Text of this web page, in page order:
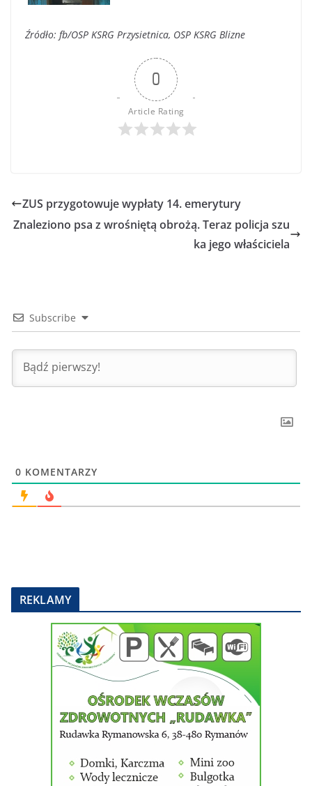
Źródło: fb/OSP KSRG Przysietnica, OSP KSRG Blizne
0
Article Rating
ZUS przygotowuje wypłaty 14. emerytury
Znaleziono psa z wrośniętą obrożą. Teraz policja szu
ka jego właściciela
Subscribe
0 KOMENTARZY
REKLAMY